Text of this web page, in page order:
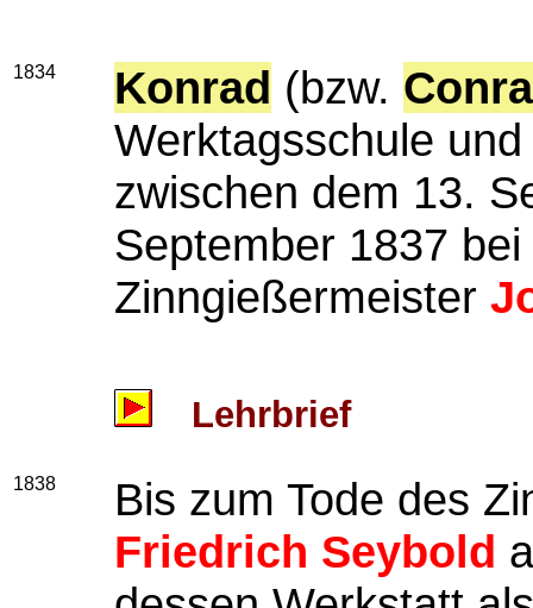
1834 Konrad (bzw.
Werktagsschule
zwischen dem 13.
September 1837
Zinngießermeister
Lehrbrief
1838
Bis zum Tode des
Friedrich Seybold